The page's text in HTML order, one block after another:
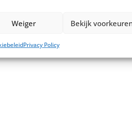
Weiger Bekijk
Privacy Policy